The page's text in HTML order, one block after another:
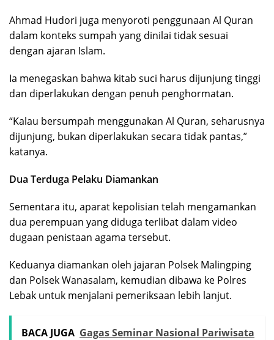
Ahmad Hudori juga menyoroti penggunaan Al Quran
dalam konteks sumpah yang dinilai tidak sesuai
dengan ajaran Islam.
Ia menegaskan bahwa kitab suci harus dijunjung tinggi
dan diperlakukan dengan penuh penghormatan.
“Kalau bersumpah menggunakan Al Quran, seharusnya
dijunjung, bukan diperlakukan secara tidak pantas,”
katanya.
Dua Terduga Pelaku Diamankan
Sementara itu, aparat kepolisian telah mengamankan
dua perempuan yang diduga terlibat dalam video
dugaan penistaan agama tersebut.
Keduanya diamankan oleh jajaran Polsek Malingping
dan Polsek Wanasalam, kemudian dibawa ke Polres
Lebak untuk menjalani pemeriksaan lebih lanjut.
BACA JUGA Gagas Seminar Nasional Pariwisata